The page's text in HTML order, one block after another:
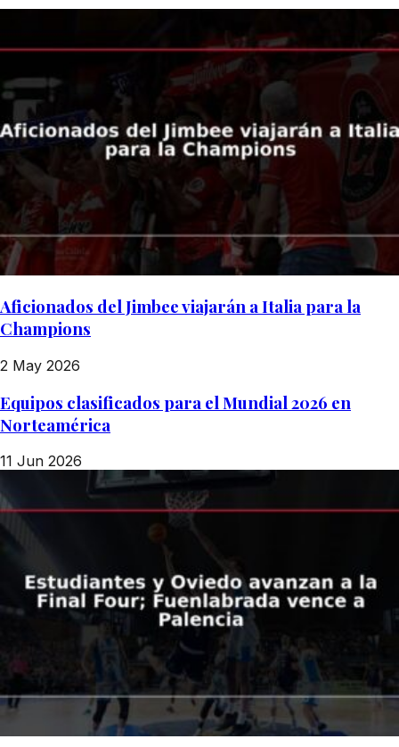
Aficionados del Jimbee viajarán a Italia para la
Champions
2 May 2026
Equipos clasificados para el Mundial 2026 en
Norteamérica
11 Jun 2026